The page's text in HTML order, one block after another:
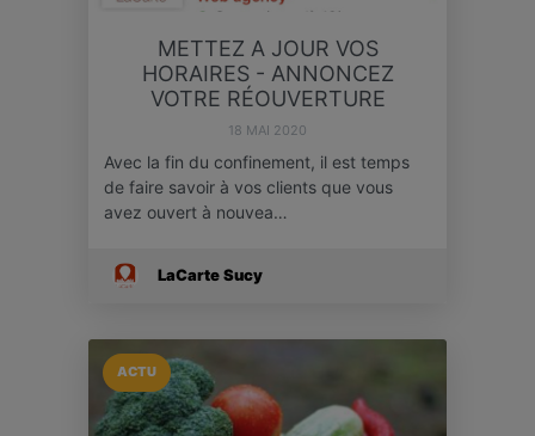
METTEZ A JOUR VOS
HORAIRES - ANNONCEZ
VOTRE RÉOUVERTURE
18 MAI 2020
Avec la fin du confinement, il est temps
de faire savoir à vos clients que vous
avez ouvert à nouvea…
LaCarte Sucy
ACTU